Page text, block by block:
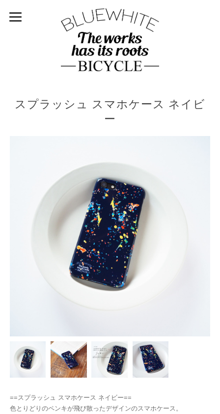
スプラッシュ スマホケース ネイビ
ー
==スプラッシュ スマホケース ネイビー==
色とりどりのペンキが飛び散ったデザインのスマホケース。